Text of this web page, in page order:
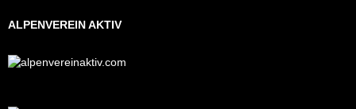
ALPENVEREIN AKTIV